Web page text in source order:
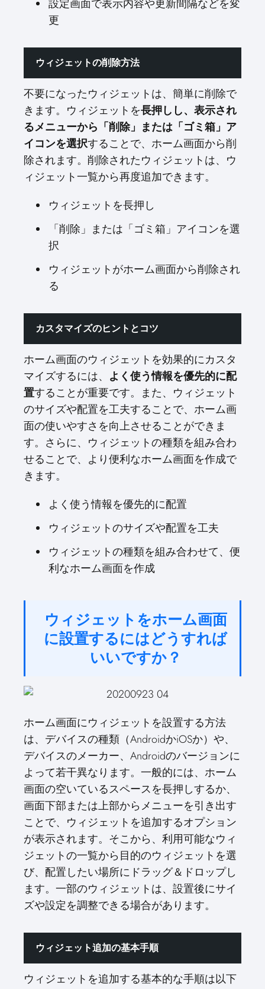
設定画面で表示内容や更新間隔などを変
更
ウィジェットの削除方法
不要になったウィジェットは、簡単に削除で
きます。ウィジェットを長押しし、表示され
るメニューから「削除」または「ゴミ箱」ア
イコンを選択することで、ホーム画面から削
除されます。削除されたウィジェットは、ウ
ィジェット一覧から再度追加できます。
ウィジェットを長押し
「削除」または「ゴミ箱」アイコンを選
択
ウィジェットがホーム画面から削除され
る
カスタマイズのヒントとコツ
ホーム画面のウィジェットを効果的にカスタ
マイズするには、 よく使う情報を優先的に配
置することが重要です。また、ウィジェット
のサイズや配置を工夫することで、ホーム画
面の使いやすさを向上させることができま
す。さらに、ウィジェットの種類を組み合わ
せることで、より便利なホーム画面を作成で
きます。
よく使う情報を優先的に配置
ウィジェットのサイズや配置を工夫
ウィジェットの種類を組み合わせて、便
利なホーム画面を作成
ウィジェットをホーム画面
に設置するにはどうすれば
いいですか？
ホーム画面にウィジェットを設置する方法
は、デバイスの種類（AndroidかiOSか）や、
デバイスのメーカー、Androidのバージョンに
よって若干異なります。一般的には、ホーム
画面の空いているスペースを長押しするか、
画面下部または上部からメニューを引き出す
ことで、ウィジェットを追加するオプション
が表示されます。そこから、利用可能なウィ
ジェットの一覧から目的のウィジェットを選
び、配置したい場所にドラッグ＆ドロップし
ます。一部のウィジェットは、設置後にサイ
ズや設定を調整できる場合があります。
ウィジェット追加の基本手順
ウィジェットを追加する基本的な手順は以下